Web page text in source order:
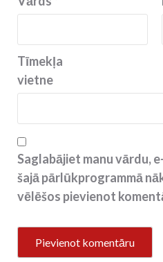
Tīmekļa
vietne
Saglabājiet manu vārdu,
šajā pārlūkprogrammā
vēlēšos pievienot